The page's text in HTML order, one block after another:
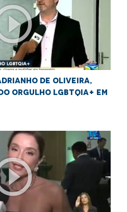
de Oliveira,
orgulho LGBTQIA+ em